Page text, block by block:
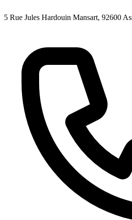
5 Rue Jules Hardouin Mansart, 92600